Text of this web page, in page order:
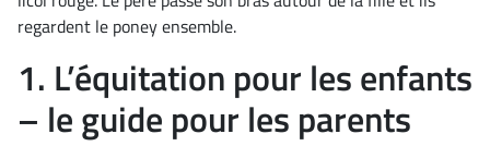
1. L’équitation pour les enfants
– le guide pour les parents